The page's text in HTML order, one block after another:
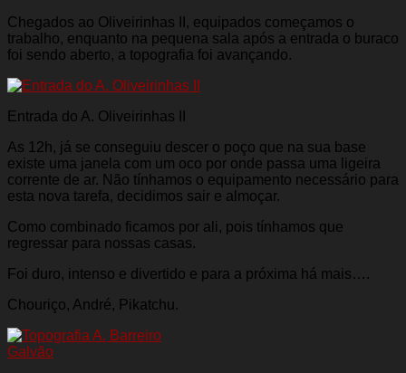
Chegados ao Oliveirinhas II, equipados começamos o
trabalho, enquanto na pequena sala após a entrada o buraco
foi sendo aberto, a topografia foi avançando.
Entrada do A. Oliveirinhas II
As 12h, já se conseguiu descer o poço que na sua base
existe uma janela com um oco por onde passa uma ligeira
corrente de ar. Não tínhamos o equipamento necessário para
esta nova tarefa, decidimos sair e almoçar.
Como combinado ficamos por ali, pois tínhamos que
regressar para nossas casas.
Foi duro, intenso e divertido e para a próxima há mais….
Chouriço, André, Pikatchu.